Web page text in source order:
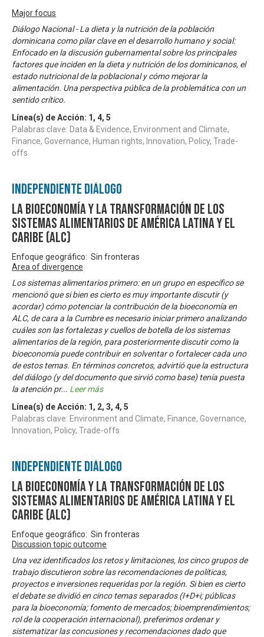
Major focus
Diálogo Nacional - La dieta y la nutrición de la población
dominicana como pilar clave en el desarrollo humano y social:
Enfocado en la discusión gubernamental sobre los principales
factores que inciden en la dieta y nutrición de los dominicanos, el
estado nutricional de la poblacional y cómo mejorar la
alimentación. Una perspectiva pública de la problemática con un
sentido crítico.
Línea(s) de Acción: 1 , 4, 5
Palabras clave: Data & Evidence, Environment and Climate,
Finance, Governance, Human rights, Innovation, Policy, Trade-
offs
Independiente Diálogo
La bioeconomía y la transformación de los
sistemas alimentarios de América Latina y el
Caribe (ALC)
Enfoque geográfico: Sin fronteras
Area of divergence
Los sistemas alimentarios primero: en un grupo en específico se
mencionó que si bien es cierto es muy importante discutir (y
acordar) cómo potenciar la contribución de la bioeconomía en
ALC, de cara a la Cumbre es necesario iniciar primero analizando
cuáles son las fortalezas y cuellos de botella de los sistemas
alimentarios de la región, para posteriormente discutir como la
bioeconomía puede contribuir en solventar o fortalecer cada uno
de estos temas. En términos concretos, advirtió que la estructura
del diálogo (y del documento que sirvió como base) tenía puesta
la atención pr... Leer más
Línea(s) de Acción: 1 , 2, 3, 4, 5
Palabras clave: Environment and Climate, Finance, Governance,
Innovation, Policy, Trade-offs
Independiente Diálogo
La bioeconomía y la transformación de los
sistemas alimentarios de América Latina y el
Caribe (ALC)
Enfoque geográfico: Sin fronteras
Discussion topic outcome
Una vez identificados los retos y limitaciones, los cinco grupos de
trabajo discutieron sobre las recomendaciones de políticas,
proyectos e inversiones requeridas por la región. Si bien es cierto
el debate se dividió en cinco temas separados (I+D+i; públicas
para la bioeconomía; fomento de mercados; bioemprendimientos;
rol de la cooperación internacional), preferimos ordenar y
sistematizar las concusiones y recomendaciones dado que